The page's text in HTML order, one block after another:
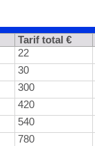
Tarif total €
22
30
300
420
540
780